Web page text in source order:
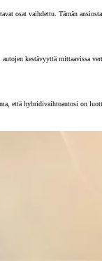
osat vaihdettu. Tämän
kestävyyttä mittaavissa
että hybridivaihtoautosi on